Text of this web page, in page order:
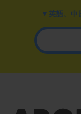
▼英語、中